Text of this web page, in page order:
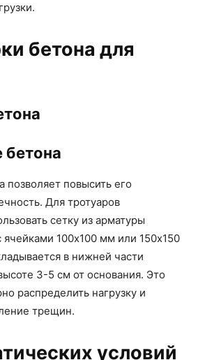
бетона для
повысить его
Для тротуаров
сетку из арматуры
100х100 мм или 150х150
в нижней части
3-5 см от основания. Это
распределить нагрузку и
трещин.
условий